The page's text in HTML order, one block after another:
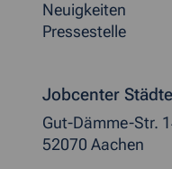
Neuigkeiten
Pressestelle
Jobcenter
Gut-Dämme-Str.
52070 Aachen